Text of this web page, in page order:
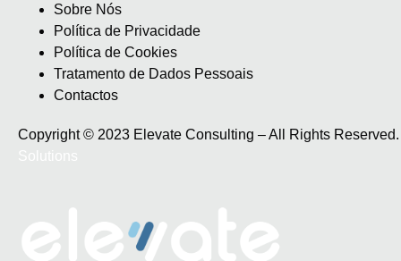
Sobre Nós
Política de Privacidade
Política de Cookies
Tratamento de Dados Pessoais
Contactos
Copyright © 2023 Elevate Consulting – All Rights